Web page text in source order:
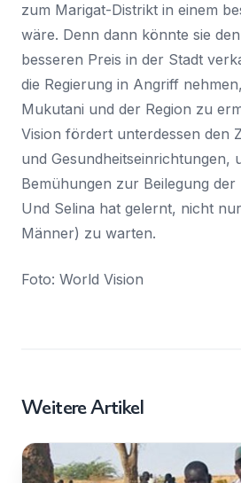
zum Marigat-Distrikt in einem
wäre. Denn dann könnte sie
besseren Preis in der Stadt
die Regierung in Angriff
Mukutani und der Region zu
Vision fördert unterdessen den
und Gesundheitseinrichtungen,
Bemühungen zur Beilegung der
Und Selina hat gelernt, nicht
Männer) zu warten.
Foto: World Vision
Weitere Artikel